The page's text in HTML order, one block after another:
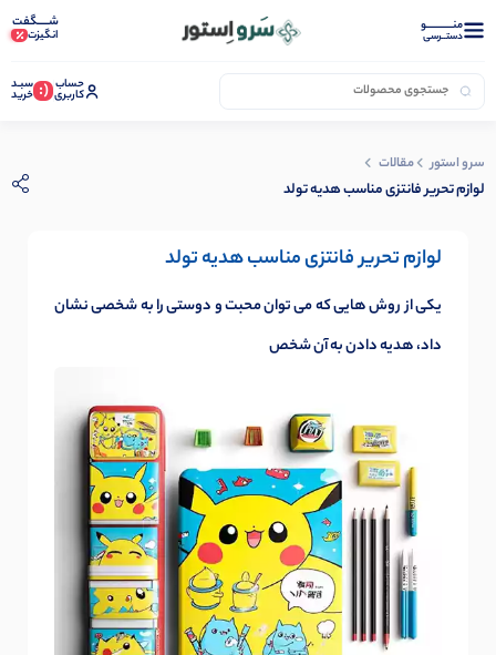
منــــــــــــو
دستــرسی
شـــــگفت
انگیزت
حساب
کاربری (: سبـد
خرید
سرو استور مقالات
لوازم تحریر فانتزی مناسب هدیه تولد
لوازم تحریر فانتزی مناسب هدیه تولد
یکی از روش هایی که می توان محبت و دوستی را به شخصی نشان
داد، هدیه دادن به آن شخص